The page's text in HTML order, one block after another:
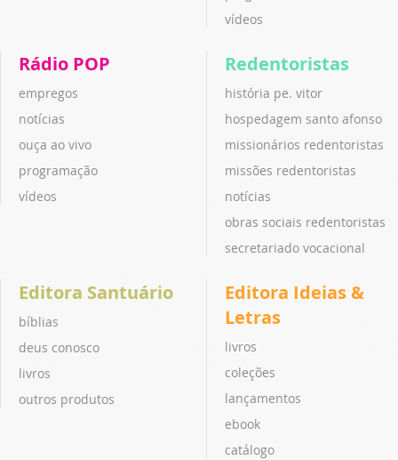
vídeos
Rádio POP
empregos
notícias
ouça ao vivo
programação
vídeos
Redentoristas
história pe. vitor
hospedagem santo afonso
missionários redentoristas
missões redentoristas
notícias
obras sociais redentoristas
secretariado vocacional
Editora Santuário
bíblias
deus conosco
livros
outros produtos
Editora Ideias &
Letras
livros
coleções
lançamentos
ebook
catálogo